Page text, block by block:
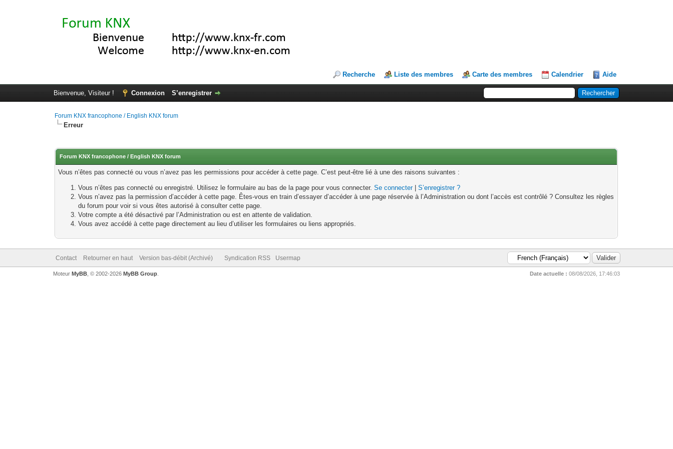
Recherche Liste des membres Carte des membres Calendrier Aide
Bienvenue, Visiteur ! Connexion S’enregistrer
Forum KNX francophone / English KNX forum
Erreur
Forum KNX francophone / English KNX forum
Vous n’êtes pas connecté ou vous n’avez pas les permissions pour accéder à cette page. C’est peut-être lié à une des raisons suivantes :
Vous n’êtes pas connecté ou enregistré. Utilisez le formulaire au bas de la page pour vous connecter.Se connecter|S’enregistrer ?
Vous n’avez pas la permission d’accéder à cette page. Êtes-vous en train d’essayer d’accéder à une page réservée à l’Administration ou dont l’accès est contrôlé ? Consultez les règles
du forum pour voir si vous êtes autorisé à consulter cette page.
Votre compte a été désactivé par l’Administration ou est en attente de validation.
Vous avez accédé à cette page directement au lieu d’utiliser les formulaires ou liens appropriés.
Contact Retourner en haut Version bas-débit (Archivé) Syndication RSS Usermap
Date actuelle : 08/08/2026, 17:46:03
Moteur MyBB, © 2002-2026 MyBB Group.